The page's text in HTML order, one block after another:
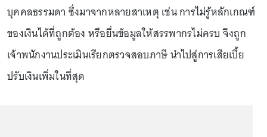
บุคคลธรรมดา ซึ่งมาจากหลายสาเหตุ เช่น การไม่รู้หลักเกณฑ์
ของเงินได้ที่ถูกต้อง หรือยื่นข้อมูลให้สรรพากรไม่ครบ จึงถูก
เจ้าพนักงานประเมินเรียกตรวจสอบภาษี นำไปสู่การเสียเบี้ย
ปรับเงินเพิ่มในที่สุด